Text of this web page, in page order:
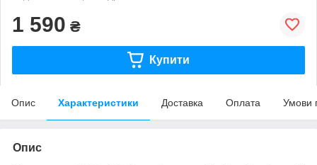
1 590 ₴
Купити
Опис Характеристики Доставка Оплата Умови
Опис